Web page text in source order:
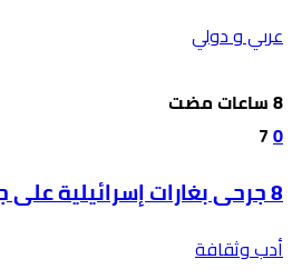
عربي و دولي
0
7
8 جرحى بغارات إسرائيلية على جنوب لبنان
أدب وثقافة